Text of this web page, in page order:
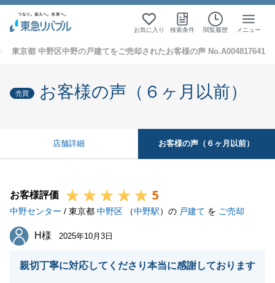
お気に入り 検索条件 閲覧履歴 メニュー
東京都 中野区中野の戸建てをご売却されたお客様の声 No.A004817641
売買 お客様の声（６ヶ月以前）
店舗詳細 お客様の声（６ヶ月以前）
お客様評価 5
中野センター / 東京都 中野区 （中野駅）の 戸建て を ご売却
H様
H様 2025年10月3日
親切丁寧に対応してくださり本当に感謝しております